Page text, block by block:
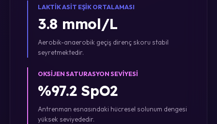
LAKTIK ASIT EŞIK ORTALAMASI
3.8 mmol/L
Aerobik-anaerobik geçiş direnç skoru stabil
seyretmektedir.
OKSIJEN SATURASYON SEVIYESI
%97.2 SpO2
Antrenman esnasındaki hücresel solunum dengesi
yüksek seviyededir.